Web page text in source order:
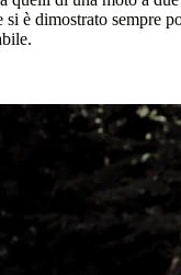
è dimostrato sempre